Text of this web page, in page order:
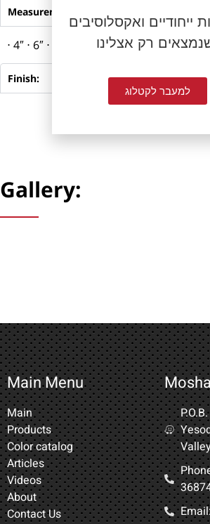
Measurements:
⋅ 4″ ⋅ 6″ ⋅ 8″ ⋅ 10″ ⋅ 12″
Finish:
Gallery:
Main Menu
Main
Products
Color catalog
Articles
Videos
About
Contact Us
ייחודיים ואקסלוסיבים
למעבר לקטלוג